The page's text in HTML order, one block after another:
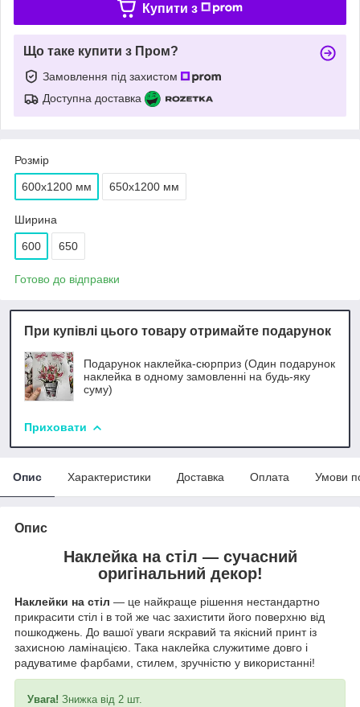
Купити з
Що таке купити з Пром?
Замовлення під захистом
Доступна доставка
Розмір
600х1200 мм 650х1200 мм
Ширина
600 650
Готово до відправки
При купівлі цього товару отримайте подарунок
Подарунок наклейка-сюрприз (Один подарунок
наклейка в одному замовленні на будь-яку
суму)
Приховати
Опис Характеристики Доставка Оплата Умови
Опис
Наклейка на стіл —сучасний
оригінальний декор!
Наклейки на стіл — це найкраще рішення нестандартно
прикрасити стіл і в той же час захистити його поверхню від
пошкоджень. До вашої уваги яскравий та якісний принт із
захисною ламінацією. Така наклейка служитиме довго і
радуватиме фарбами, стилем, зручністю у використанні!
Увага! Знижка від 2 шт.